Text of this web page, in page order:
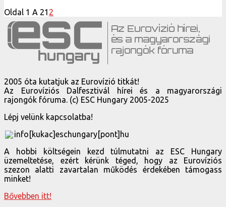
Oldal 1 A 21 2
2005 óta kutatjuk az Eurovízió titkát!
Az Eurovíziós Dalfesztivál hírei és a magyarországi
rajongók fóruma. (c) ESC Hungary 2005-2025
Lépj velünk kapcsolatba!
info[kukac]eschungary[pont]hu
A hobbi költségein kezd túlmutatni az ESC Hungary
üzemeltetése, ezért kérünk téged, hogy az Eurovíziós
szezon alatti zavartalan működés érdekében támogass
minket!
Bővebben itt!